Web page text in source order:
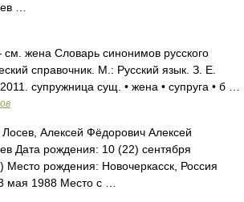
…
жена Словарь синонимов русского
справочник. М.: Русский язык. З. Е.
супружница сущ. • жена • супруга • б …
Алексей Фёдорович Алексей
Дата рождения: 10 (22) сентября
Место рождения: Новочеркасск, Россия
мая 1988 Место с …